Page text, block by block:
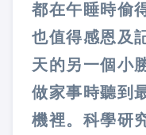
都在午睡時偷
也值得感恩及
天的另一個小
做家事時聽到
機裡。科學研